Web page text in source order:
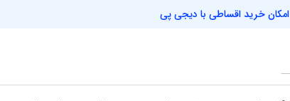
امکان خرید اقساطی با دیجی پی